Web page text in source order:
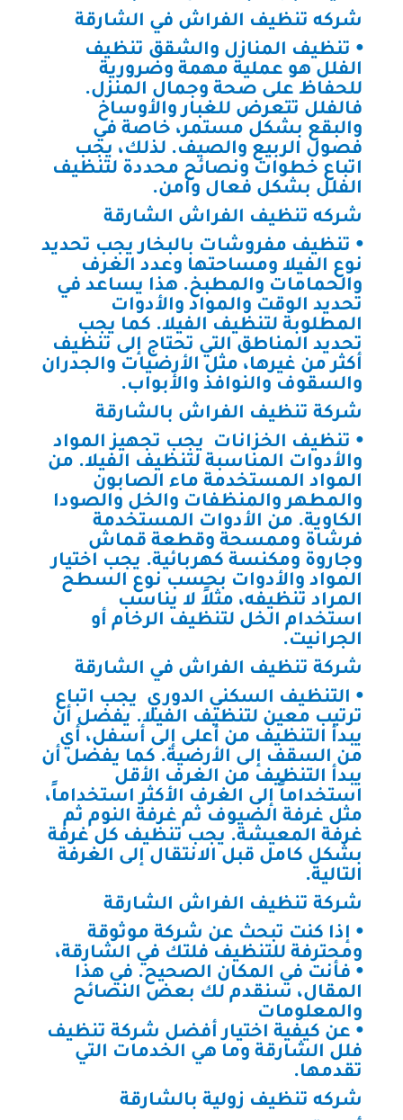
شركه تنظيف الفراش في الشارقة
⦁ تنظيف المنازل والشقق تنظيف
الفلل هو عملية مهمة وضرورية
للحفاظ على صحة وجمال المنزل.
فالفلل تتعرض للغبار والأوساخ
والبقع بشكل مستمر، خاصة في
فصول الربيع والصيف. لذلك، يجب
اتباع خطوات ونصائح محددة لتنظيف
الفلل بشكل فعال وآمن.
شركه تنظيف الفراش الشارقة
⦁ تنظيف مفروشات بالبخار يجب تحديد
نوع الفيلا ومساحتها وعدد الغرف
والحمامات والمطبخ. هذا يساعد في
تحديد الوقت والمواد والأدوات
المطلوبة لتنظيف الفيلا. كما يجب
تحديد المناطق التي تحتاج إلى تنظيف
أكثر من غيرها، مثل الأرضيات والجدران
والسقوف والنوافذ والأبواب.
شركة تنظيف الفراش بالشارقة
⦁ تنظيف الخزانات يجب تجهيز المواد
والأدوات المناسبة لتنظيف الفيلا. من
المواد المستخدمة ماء الصابون
والمطهر والمنظفات والخل والصودا
الكاوية. من الأدوات المستخدمة
فرشاة وممسحة وقطعة قماش
وجاروة ومكنسة كهربائية. يجب اختيار
المواد والأدوات بحسب نوع السطح
المراد تنظيفه، مثلاً لا يناسب
استخدام الخل لتنظيف الرخام أو
الجرانيت.
شركة تنظيف الفراش في الشارقة
⦁ التنظيف السكني الدوري يجب اتباع
ترتيب معين لتنظيف الفيلا. يفضل أن
يبدأ التنظيف من أعلى إلى أسفل، أي
من السقف إلى الأرضية. كما يفضل أن
يبدأ التنظيف من الغرف الأقل
استخداماً إلى الغرف الأكثر استخداماً،
مثل غرفة الضيوف ثم غرفة النوم ثم
غرفة المعيشة. يجب تنظيف كل غرفة
بشكل كامل قبل الانتقال إلى الغرفة
التالية.
شركة تنظيف الفراش الشارقة
⦁ إذا كنت تبحث عن شركة موثوقة
ومحترفة للتنظيف فلتك في الشارقة،
⦁ فأنت في المكان الصحيح. في هذا
المقال، سنقدم لك بعض النصائح
والمعلومات
⦁ عن كيفية اختيار أفضل شركة تنظيف
فلل الشارقة وما هي الخدمات التي
تقدمها.
شركه تنظيف زولية بالشارقة